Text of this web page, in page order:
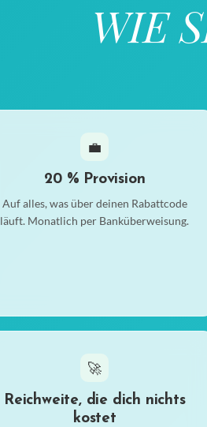
WIE
💼
20 % Provision
Auf alles, was über deinen Rabattcode
läuft. Monatlich per Banküberweisung.
🚀
Reichweite, die dich nichts
kostet